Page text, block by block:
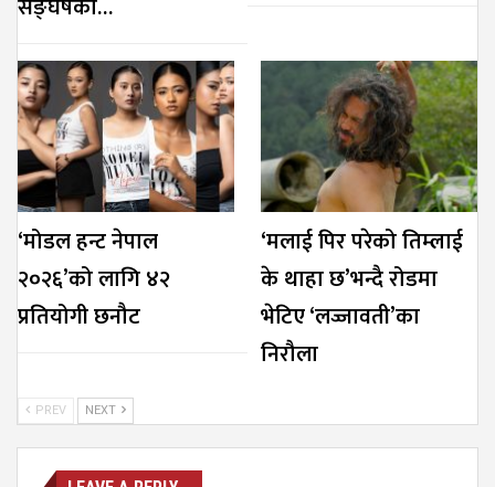
‘मोडल हन्ट नेपाल
२०२६’को लागि ४२
प्रतियोगी छनौट
‘मलाई पिर परेको तिम्लाई
के थाहा छ’भन्दै रोडमा
भेटिए ‘लज्जावती’का
निरौला
PREV NEXT